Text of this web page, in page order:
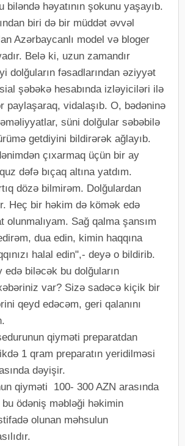
biləndə həyatının şokunu yaşayıb.
biri də bir müddət əvvəl
Azərbaycanlı model və bloger
Belə ki, uzun zamandır
dolğuların fəsadlarından əziyyət
şəbəkə hesabında izləyiciləri ilə
paylaşaraq, vidalaşıb. O, bədəninə
süni dolğular səbəbilə
getdiyini bildirərək ağlayıb.
çıxarmaq üçün bir ay
dəfə bıçaq altına yatdım.
dözə bilmirəm. Dolğulardan
Heç bir həkim də kömək edə
Sağ qalma şansım
dua edin, kimin haqqına
halal edin",- deyə o bildirib.
edə biləcək bu dolğuların
var? Sizə sadəcə kiçik bir
qeyd edəcəm, geri qalanını
qiyməti preparatdan
1 qram preparatın yeridilməsi
dəyişir.
qiyməti 100- 300 AZN arasında
ödəniş məbləği həkimin
olunan məhsulun